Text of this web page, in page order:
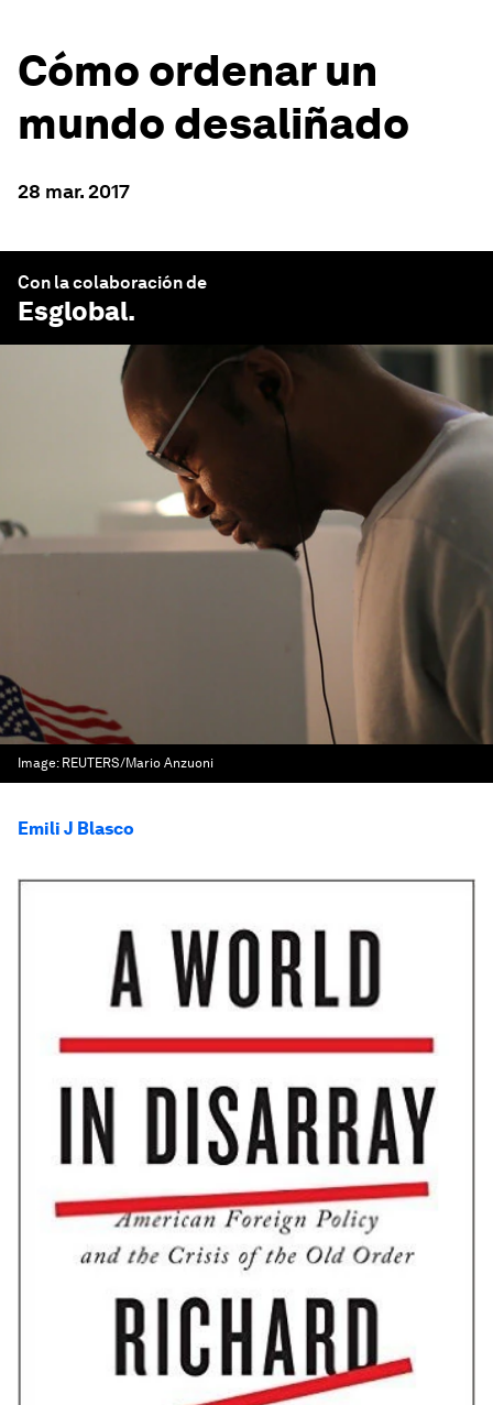
Cómo ordenar un
mundo desaliñado
28 mar. 2017
Con la colaboración de
Esglobal.
Image: REUTERS/Mario Anzuoni
Emili J Blasco